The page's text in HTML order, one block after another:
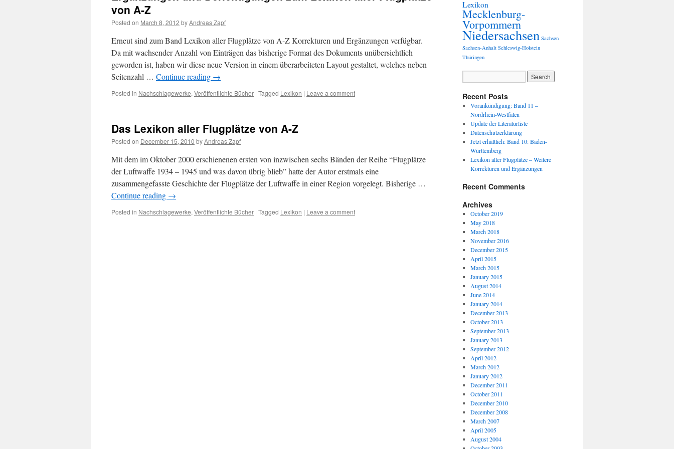
von A-Z
Posted on March 8, 2012 byAndreas Zapf
Erneut sind zum Band Lexikon aller Flugplätze von A-Z Korrekturen und Ergänzungen verfügbar.
Da mit wachsender Anzahl von Einträgen das bisherige Format des Dokuments unübersichtlich
geworden ist, haben wir diese neue Version in einem überarbeiteten Layout gestaltet, welches neben
Seitenzahl … Continue reading →
Posted in Nachschlagewerke, Veröffentlichte Bücher | Tagged Lexikon | Leave a comment
Das Lexikon aller Flugplätze von A-Z
Posted on December 15, 2010 byAndreas Zapf
Mit dem im Oktober 2000 erschienenen ersten von inzwischen sechs Bänden der Reihe “Flugplätze
der Luftwaffe 1934 – 1945 und was davon übrig blieb” hatte der Autor erstmals eine
zusammengefasste Geschichte der Flugplätze der Luftwaffe in einer Region vorgelegt. Bisherige …
Continue reading →
Posted in Nachschlagewerke, Veröffentlichte Bücher | Tagged Lexikon | Leave a comment
Lexikon
Mecklenburg-
Vorpommern
Niedersachsen Sachsen
Sachsen-Anhalt Schleswig-Holstein
Thüringen
Recent Posts
Vorankündigung: Band 11 –
Nordrhein-Westfalen
Update der Literaturliste
Datenschutzerklärung
Jetzt erhältlich: Band 10: Baden-
Württemberg
Lexikon aller Flugplätze – Weitere
Korrekturen und Ergänzungen
Recent Comments
Archives
October 2019
May 2018
March 2018
November 2016
December 2015
April 2015
March 2015
January 2015
August 2014
June 2014
January 2014
December 2013
October 2013
September 2013
January 2013
September 2012
April 2012
March 2012
January 2012
December 2011
October 2011
December 2010
December 2008
March 2007
April 2005
August 2004